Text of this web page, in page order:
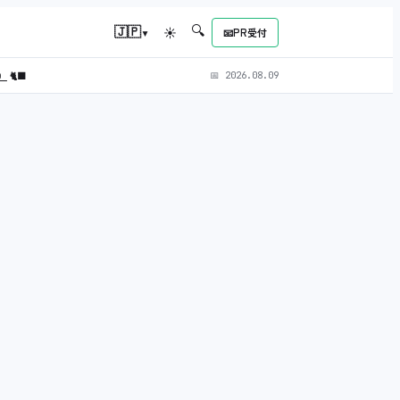
🇯🇵▾ ☀ 🔍 📧PR受付
🐈‍⬛ 📅 2026.08.09